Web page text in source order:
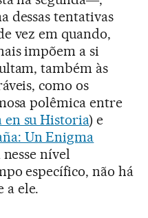
dessas tentativas
vez em quando,
impõem a si
também às
como os
polêmica entre
en su Historia) e
Un Enigma
nível
específico, não há
a ele.